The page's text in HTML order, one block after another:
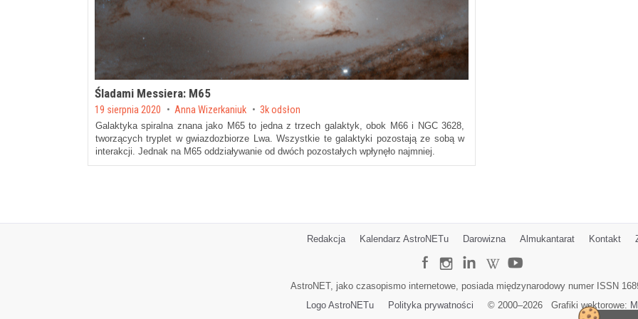
Śladami Messiera: M65
Posted on
19 sierpnia 2020 by Anna Wizerkaniuk 3k odsłon
Galaktyka spiralna znana jako M65 to jedna z trzech galaktyk, obok M66 i NGC 3628,
tworzących tryplet w gwiazdozbiorze Lwa. Wszystkie te galaktyki pozostają ze sobą w
interakcji. Jednak na M65 oddziaływanie od dwóch pozostałych wpłynęło najmniej.
Redakcja Kalendarz AstroNETu Darowizna Almukantarat Kontakt
AstroNET, jako czasopismo internetowe, posiada międzynarodowy numer ISSN
Logo AstroNETu
Polityka prywatności © 2000–2026 Grafiki wektorowe: